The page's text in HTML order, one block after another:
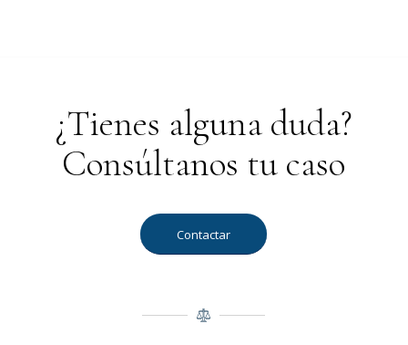
¿Tienes alguna duda?
Consúltanos tu caso
Contactar